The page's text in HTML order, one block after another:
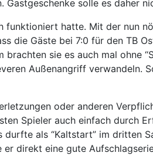
solle es daher
hatte. Mit der nun
die Gäste bei 7:0 für den TB
sie es auch mal ohne
Außenangriff verwandeln.
oder anderen
Spieler auch einfach durch
als “Kaltstart” im dritten
direkt eine gute